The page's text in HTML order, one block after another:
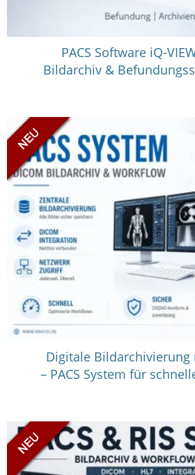
PACS Software iQ-
Bildarchiv &
Digitale Bildarchivierung
– PACS System für